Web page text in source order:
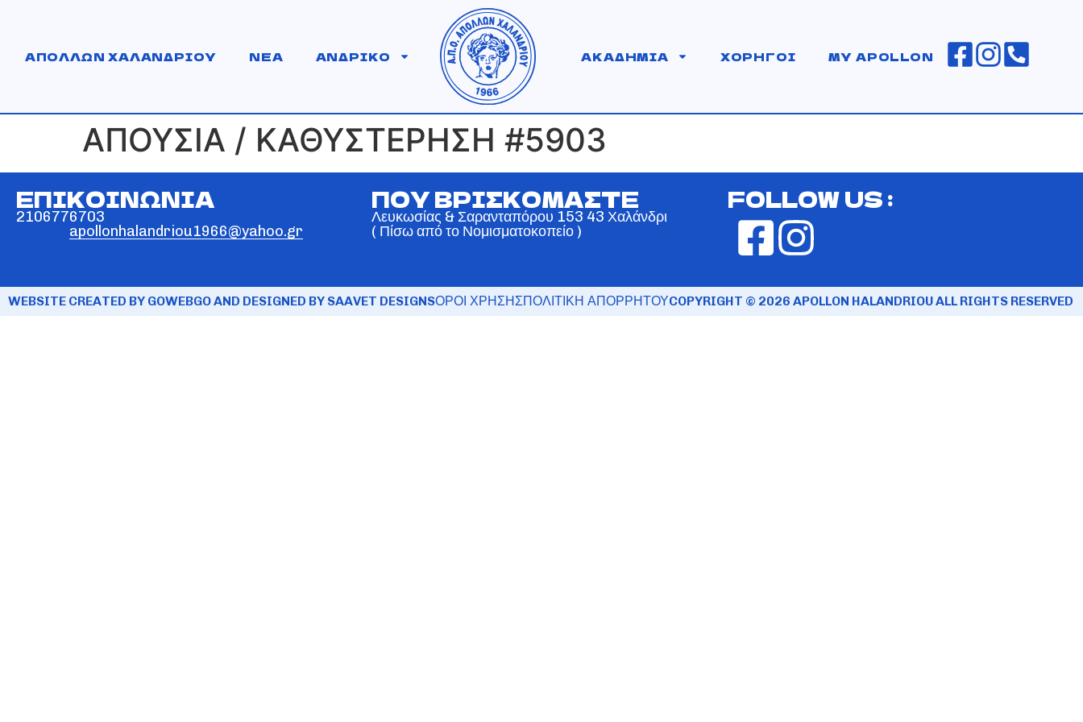
ΑΠΟΛΛΩΝ ΧΑΛΑΝΔΡΙΟΥ ΝΕΑ ΑΝΔΡΙΚΟ ΑΚΑΔΗΜΙΑ ΧΟΡΗΓΟΙ MY APOLLON
ΑΠΟΥΣΙΑ / ΚΑΘΥΣΤΕΡΗΣΗ #5903
ΕΠΙΚΟΙΝΩΝΙΑ
2106776703
apollonhalandriou1966@yahoo.gr
ΠΟΥ ΒΡΙΣΚΟΜΑΣΤΕ
Λευκωσίας & Σαρανταπόρου 153 43 Χαλάνδρι
( Πίσω από το Νομισματοκοπείο )
FOLLOW US :
WEBSITE CREATED BY GOWEBGO AND DESIGNED BY SAAVET DESIGNSΟΡΟΙ ΧΡΗΣΗΣΠΟΛΙΤΙΚΗ ΑΠΟΡΡΗΤΟΥCOPYRIGHT © 2026 APOLLON HALANDRIOU ALL RIGHTS RESERVED